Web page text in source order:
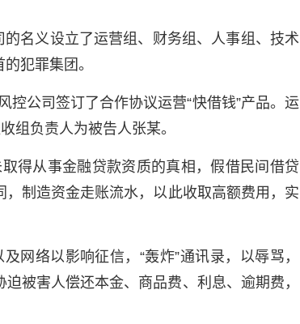
名义设立了运营组、财务组、人事组、技术
犯罪集团。
公司签订了合作协议运营“快借钱”产品。运
组负责人为被告人张某。
得从事金融贷款资质的真相，假借民间借贷
，制造资金走账流水，以此收取高额费用，实
网络以影响征信，“轰炸”通讯录，以辱骂，
被害人偿还本金、商品费、利息、逾期费，